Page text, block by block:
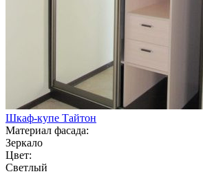
Шкаф-купе Тайтон
Материал фасада:
Зеркало
Цвет:
Светлый